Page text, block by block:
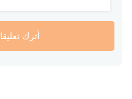
أترك تعليقا